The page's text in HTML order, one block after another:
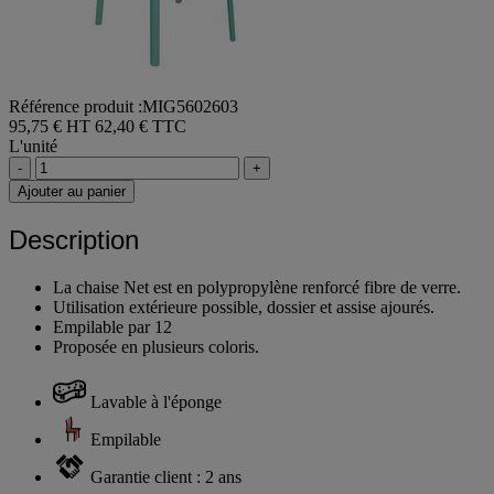
Référence produit :MIG5602603
95,75 € HT 62,40 € TTC
L'unité
-
+
Ajouter au panier
Description
La chaise Net est en polypropylène renforcé fibre de verre.
Utilisation extérieure possible, dossier et assise ajourés.
Empilable par 12
Proposée en plusieurs coloris.
Lavable à l'éponge
Empilable
Garantie client : 2 ans